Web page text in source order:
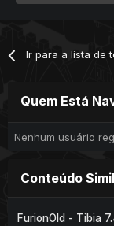
Ir para a lista de
Quem Está
Nenhum usuário
Conteúdo
FurionOld - Tibia